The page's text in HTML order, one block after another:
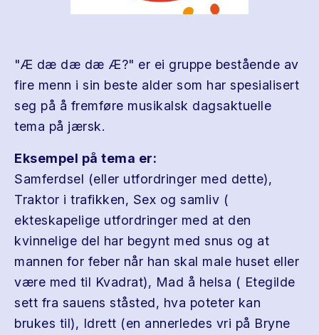
"Æ dæ dæ dæ Æ?" er ei gruppe bestående av
fire menn i sin beste alder som har spesialisert
seg på å fremføre musikalsk dagsaktuelle
tema på jærsk.
Eksempel på tema er:
Samferdsel (eller utfordringer med dette),
Traktor i trafikken, Sex og samliv (
ekteskapelige utfordringer med at den
kvinnelige del har begynt med snus og at
mannen for feber når han skal male huset eller
være med til Kvadrat), Mad å helsa ( Etegilde
sett fra sauens ståsted, hva poteter kan
brukes til), Idrett (en annerledes vri på Bryne